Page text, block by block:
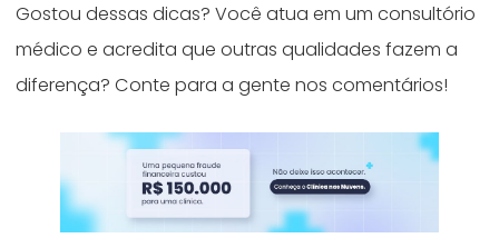
Gostou dessas dicas? Você atua em um consultório
médico e acredita que outras qualidades fazem a
diferença? Conte para a gente nos comentários!